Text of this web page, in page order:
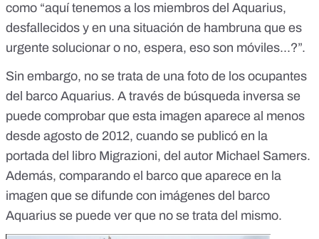
como “aquí tenemos a los miembros del Aquarius,
desfallecidos y en una situación de hambruna que es
urgente solucionar o no, espera, eso son móviles...?”.
Sin embargo, no se trata de una foto de los ocupantes
del barco Aquarius. A través de búsqueda inversa se
puede comprobar que esta imagen aparece al menos
desde agosto de 2012, cuando se publicó en la
portada del libro Migrazioni, del autor Michael Samers.
Además, comparando el barco que aparece en la
imagen que se difunde con imágenes del barco
Aquarius se puede ver que no se trata del mismo.